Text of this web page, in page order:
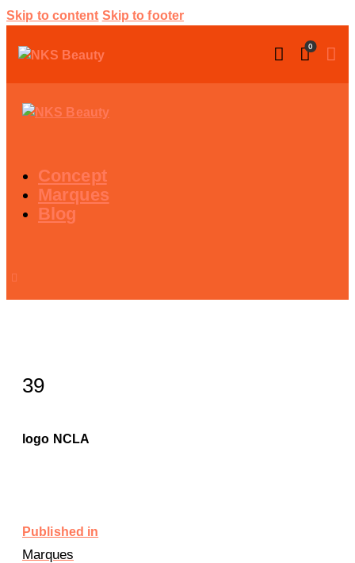
Skip to content Skip to footer
0
Concept
Marques
Blog
39
logo NCLA
Published in
Marques